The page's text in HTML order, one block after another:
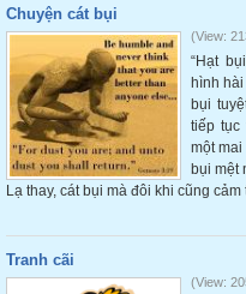
Chuyện cát bụi
(View:
“Hạt
hình
bụi
tiếp tục
một mai
bụi mệt
Lạ thay, cát bụi mà đôi khi cũng cảm
Tranh cãi
(View: